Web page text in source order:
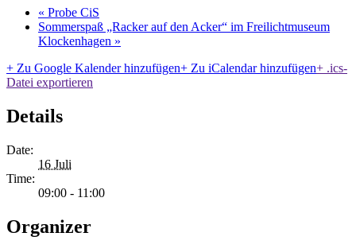
« Probe CiS
Sommerspaß „Racker auf den Acker“ im Freilichtmuseum
Klockenhagen »
+ Zu Google Kalender hinzufügen+ Zu iCalendar hinzufügen+ .ics-
Datei exportieren
Details
Date:
16 Juli
Time:
09:00 - 11:00
Organizer